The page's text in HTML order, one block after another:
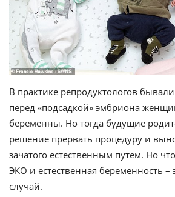
В практике репродуктологов
перед «подсадкой» эмбриона
беременны. Но тогда будущие
решение прервать процедуру и
зачатого естественным путем. Но
ЭКО и естественная беременность
случай.